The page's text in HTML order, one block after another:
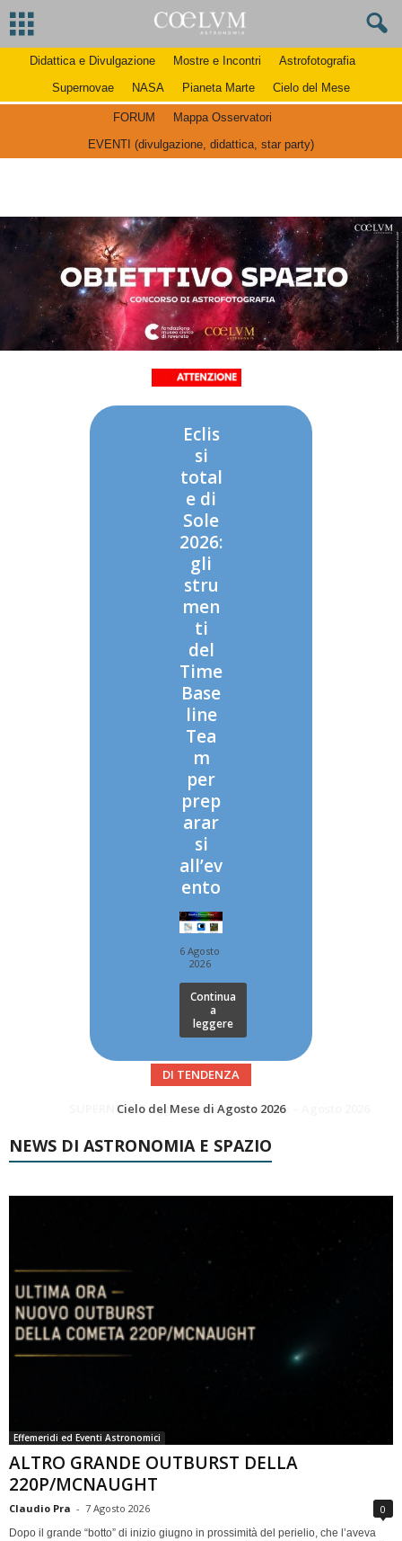
Didattica e Divulgazione Mostre e Incontri
Astrofotografia
Supernovae
NASA Pianeta Marte Cielo del Mese
FORUM
Mappa Osservatori
EVENTI (divulgazione, didattica, star party)
Eclis
si
total
e di
Sole
2026:
gli
stru
men
ti
del
Time
Base
line
Tea
m
per
prep
arar
si
all’ev
ento
6 Agosto
2026
Continua
a
leggere
DI TENDENZA
SUPERNOVAE aggiornamenti del mese – Agosto 2026
Le Comete del mese di Agosto: LA 10P/TEMPEL AL PERIELIO
NEWS DI ASTRONOMIA E SPAZIO
Effemeridi ed Eventi Astronomici
ALTRO GRANDE OUTBURST DELLA
220P/MCNAUGHT
Claudio Pra - 7 Agosto 2026 0
Dopo il grande “botto” di inizio giugno in prossimità del perielio, che l’aveva